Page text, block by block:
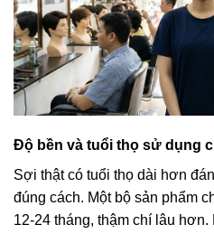
Độ bền và tuổi thọ sử dụng
Sợi thật có tuổi thọ dài hơn
đúng cách. Một bộ sản phẩm
12-24 tháng, thậm chí lâu